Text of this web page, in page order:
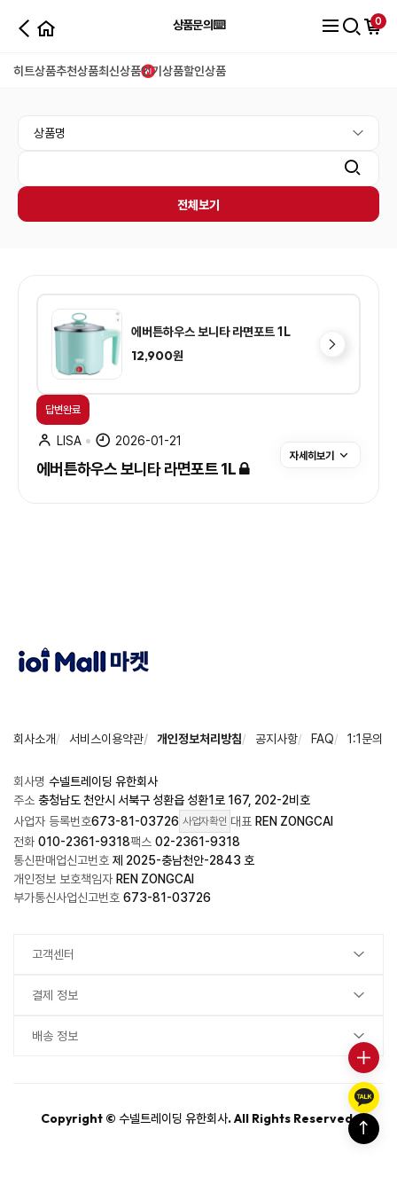
상품문의⌨️
히트상품추천상품최신상품인기상품할인상품
0
전체보기
에버튼하우스 보니타 라면포트 1L
12,900원
답변완료
LISA 2026-01-21
에버튼하우스 보니타 라면포트 1L
자세히보기
회사소개 서비스이용약관 개인정보처리방침 공지사항 FAQ 1:1문의
회사명 수넬트레이딩 유한회사
주소 충청남도 천안시 서북구 성환읍 성환1로 167, 202-2비호
사업자 등록번호673-81-03726 사업자확인 대표 REN ZONGCAI
전화 010-2361-9318팩스 02-2361-9318
통신판매업신고번호 제 2025-충남천안-2843 호
개인정보 보호책임자 REN ZONGCAI
부가통신사업신고번호 673-81-03726
고객센터
결제 정보
배송 정보
Copyright © 수넬트레이딩 유한회사. All Rights Reserved.